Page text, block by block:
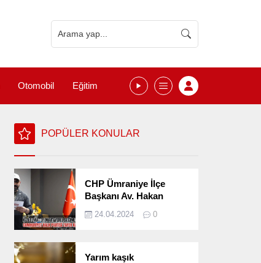
Otomobil Eğitim
POPÜLER KONULAR
CHP Ümraniye İlçe
Başkanı Av. Hakan
Seçimlerini
24.04.2024 0
Yarım kaşık